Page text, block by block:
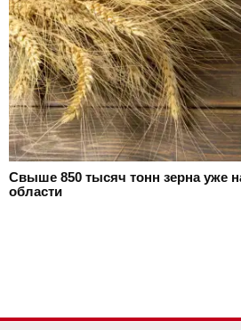
Свыше 850 тысяч тонн зерна уже
области